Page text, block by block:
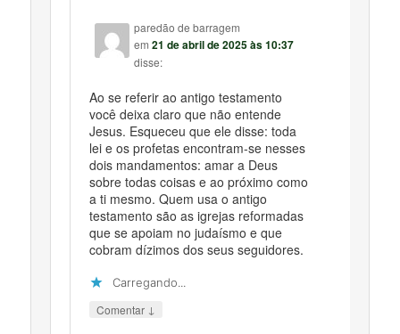
paredão de barragem
em21 de abril de 2025 às 10:37
disse:
Ao se referir ao antigo testamento
você deixa claro que não entende
Jesus. Esqueceu que ele disse: toda
lei e os profetas encontram-se nesses
dois mandamentos: amar a Deus
sobre todas coisas e ao próximo como
a ti mesmo. Quem usa o antigo
testamento são as igrejas reformadas
que se apoiam no judaísmo e que
cobram dízimos dos seus seguidores.
Carregando...
Comentar ↓